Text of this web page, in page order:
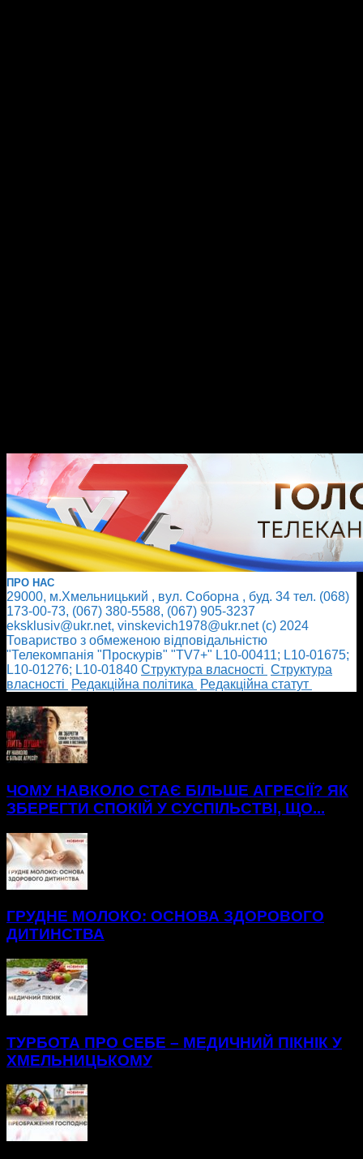
ПРО НАС
29000, м.Хмельницький , вул. Соборна , буд. 34 тел. (068)
173-00-73, (067) 380-5588, (067) 905-3237
eksklusiv@ukr.net, vinskevich1978@ukr.net (с) 2024
Товариство з обмеженою відповідальністю
"Телекомпанія "Проскурів" "TV7+" L10-00411; L10-01675;
L10-01276; L10-01840 Cтруктура власності Cтруктура
власності
Редакційна політика
Редакційна статут
ЧОМУ НАВКОЛО СТАЄ БІЛЬШЕ АГРЕСІЇ? ЯК
ЗБЕРЕГТИ СПОКІЙ У СУСПІЛЬСТВІ, ЩО...
ГРУДНЕ МОЛОКО: ОСНОВА ЗДОРОВОГО
ДИТИНСТВА
ТУРБОТА ПРО СЕБЕ – МЕДИЧНИЙ ПІКНІК У
ХМЕЛЬНИЦЬКОМУ